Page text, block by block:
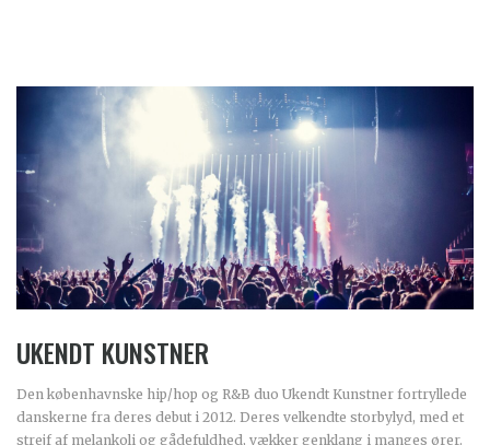
UKENDT KUNSTNER
Den københavnske hip/hop og R&B duo Ukendt Kunstner fortryllede
danskerne fra deres debut i 2012. Deres velkendte storbylyd, med et
strejf af melankoli og gådefuldhed, vækker genklang i manges ører.